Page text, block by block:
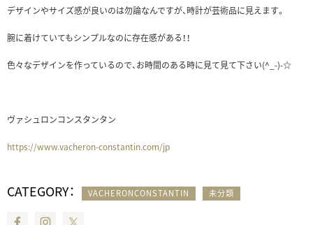
デザインやサイズ感が良いのは勿論なんですが、時計が芸術品に見えます。
腕に着けていてもシンプルなのに存在感がある！！
色々なデザインを作っているので、お時間のある時に見て見て下さい(^_-)-☆
ヴァシュロンコンスタンタン
https://www.vacheron-constantin.com/jp
CATEGORY： VACHERONCONSTANTIN 未分類
FacebookInstagram